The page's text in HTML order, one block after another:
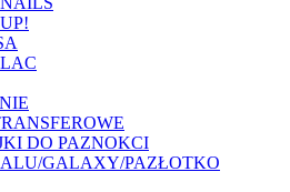
DO PAZNOKCI
GALAXY/PAZŁOTKO